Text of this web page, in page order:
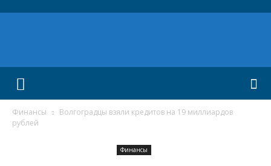
Финансы
Волгоградцы взяли кредитов на 19 миллиардов
рублей
Финансы